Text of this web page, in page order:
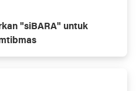
"siBARA" untuk